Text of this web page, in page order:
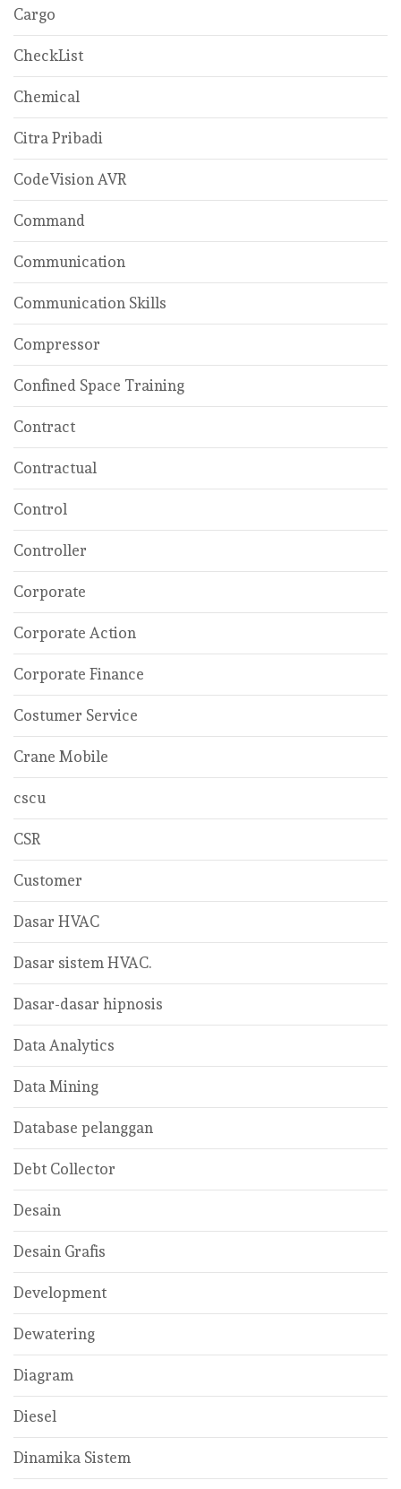
Cargo
CheckList
Chemical
Citra Pribadi
CodeVision AVR
Command
Communication
Communication Skills
Compressor
Confined Space Training
Contract
Contractual
Control
Controller
Corporate
Corporate Action
Corporate Finance
Costumer Service
Crane Mobile
cscu
CSR
Customer
Dasar HVAC
Dasar sistem HVAC.
Dasar-dasar hipnosis
Data Analytics
Data Mining
Database pelanggan
Debt Collector
Desain
Desain Grafis
Development
Dewatering
Diagram
Diesel
Dinamika Sistem